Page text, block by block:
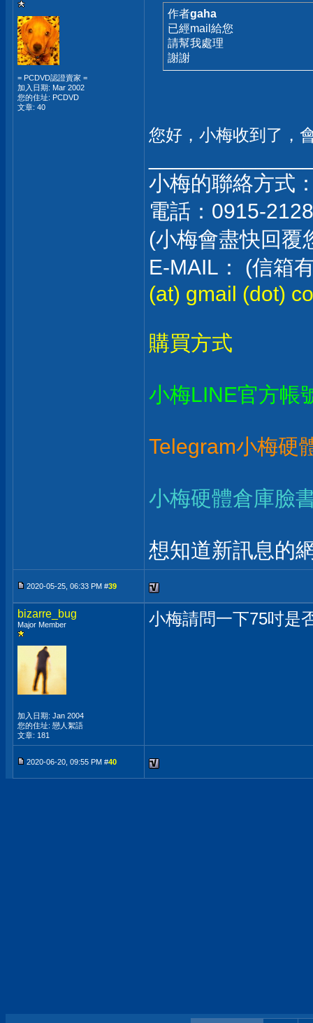
= PCDVD認證賣家 =
加入日期: Mar 2002
您的住址: PCDVD
文章: 40
作者gaha
已經mail給您
請幫我處理
謝謝
您好，小梅收到了，
小梅的聯絡方式
電話：0915-
(小梅會盡快回覆
E-MAIL： (信箱
(at) gmail (dot)
購買方式
小梅LINE官方帳
Telegram小梅硬
小梅硬體倉庫臉
想知道新訊息的
2020-05-25, 06:33 PM #39
bizarre_bug
Major Member
加入日期: Jan 2004
您的住址: 戀人絮語
文章: 181
小梅請問一下75吋是
2020-06-20, 09:55 PM #40